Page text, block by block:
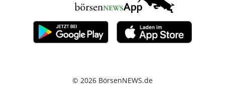
© 2026 BörsenNEWS.de